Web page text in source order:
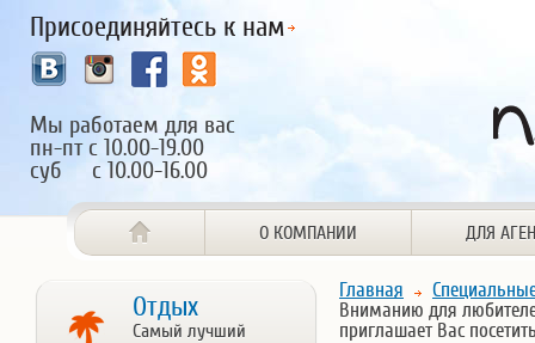
Присоединяйтесь к нам
Мы работаем для вас
пн-пт с 10.00-19.00
суб с 10.00-16.00
О КОМПАНИИ ДЛЯ
Отдых
Самый лучший
Главная
Вниманию для
приглашает Вас